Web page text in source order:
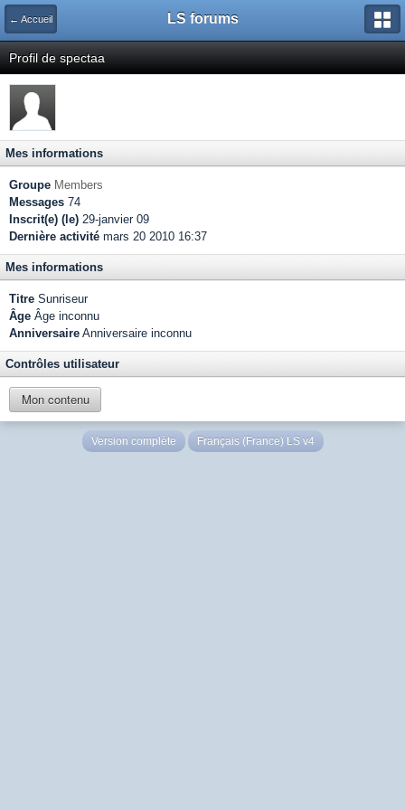
← Accueil LS forums
Profil de spectaa
Mes informations
Groupe Members
Messages 74
Inscrit(e) (le) 29-janvier 09
Dernière activité mars 20 2010 16:37
Mes informations
Titre Sunriseur
Âge Âge inconnu
Anniversaire Anniversaire inconnu
Contrôles utilisateur
Mon contenu
Version complète Français (France) LS v4